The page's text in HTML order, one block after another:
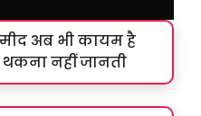
अब भी कायम है
नहीं जानती